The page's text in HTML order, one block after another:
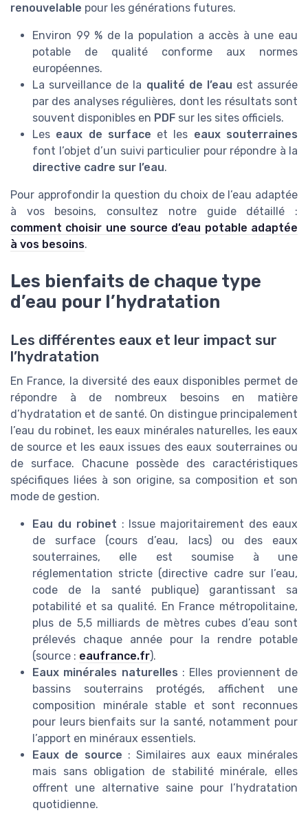
renouvelable pour les générations futures.
Environ 99 % de la population a accès à une eau
potable de qualité conforme aux normes
européennes.
La surveillance de la qualité de l’eau est assurée
par des analyses régulières, dont les résultats sont
souvent disponibles en PDF sur les sites officiels.
Les eaux de surface et les eaux souterraines
font l’objet d’un suivi particulier pour répondre à la
directive cadre sur l’eau.
Pour approfondir la question du choix de l’eau adaptée
à vos besoins, consultez notre guide détaillé :
comment choisir une source d’eau potable adaptée
à vos besoins.
Les bienfaits de chaque type
d’eau pour l’hydratation
Les différentes eaux et leur impact sur
l’hydratation
En France, la diversité des eaux disponibles permet de
répondre à de nombreux besoins en matière
d’hydratation et de santé. On distingue principalement
l’eau du robinet, les eaux minérales naturelles, les eaux
de source et les eaux issues des eaux souterraines ou
de surface. Chacune possède des caractéristiques
spécifiques liées à son origine, sa composition et son
mode de gestion.
Eau du robinet : Issue majoritairement des eaux
de surface (cours d’eau, lacs) ou des eaux
souterraines, elle est soumise à une
réglementation stricte (directive cadre sur l’eau,
code de la santé publique) garantissant sa
potabilité et sa qualité. En France métropolitaine,
plus de 5,5 milliards de mètres cubes d’eau sont
prélevés chaque année pour la rendre potable
(source : eaufrance.fr).
Eaux minérales naturelles : Elles proviennent de
bassins souterrains protégés, affichent une
composition minérale stable et sont reconnues
pour leurs bienfaits sur la santé, notamment pour
l’apport en minéraux essentiels.
Eaux de source : Similaires aux eaux minérales
mais sans obligation de stabilité minérale, elles
offrent une alternative saine pour l’hydratation
quotidienne.